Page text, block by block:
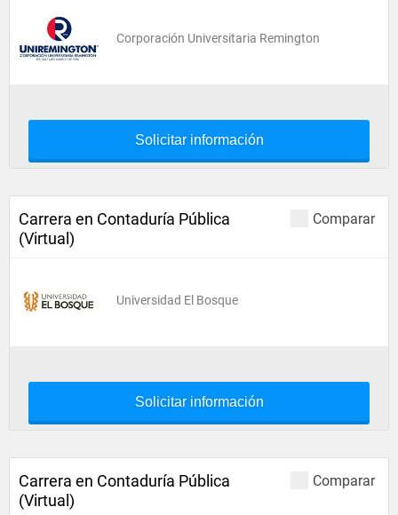
Corporación Universitaria Remington
Solicitar información
Comparar
Carrera en Contaduría Pública
(Virtual)
Universidad El Bosque
Solicitar información
Comparar
Carrera en Contaduría Pública
(Virtual)